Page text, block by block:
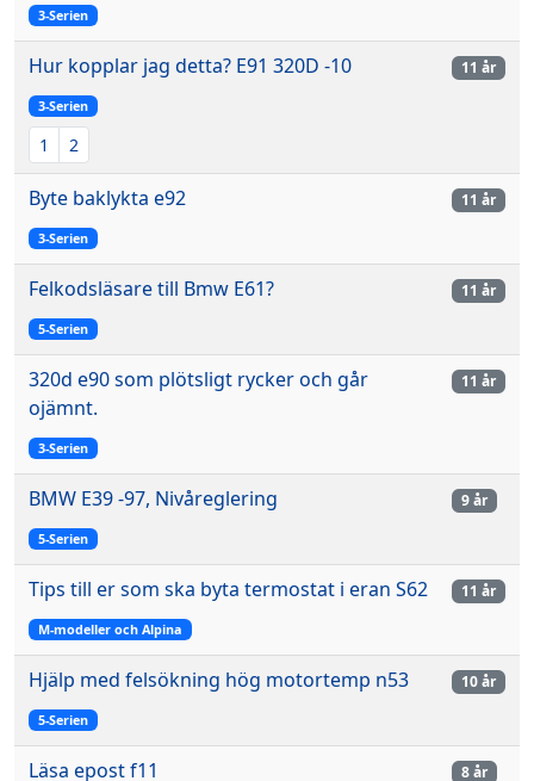
3-Serien
Hur kopplar jag detta? E91 320D -10
3-Serien
1 2
11 år
Byte baklykta e92
3-Serien
11 år
Felkodsläsare till Bmw E61?
5-Serien
11 år
320d e90 som plötsligt rycker och går
ojämnt.
3-Serien
11 år
BMW E39 -97, Nivåreglering
5-Serien
9 år
Tips till er som ska byta termostat i eran S62
M-modeller och Alpina
11 år
Hjälp med felsökning hög motortemp n53
5-Serien
10 år
Läsa epost f11 8 år